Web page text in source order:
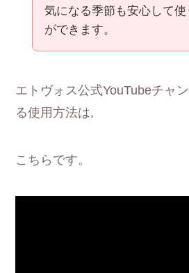
気になる季節も安心して使
ができます。
エトヴォス公式YouTubeチャ
る使用方法は,
こちらです。